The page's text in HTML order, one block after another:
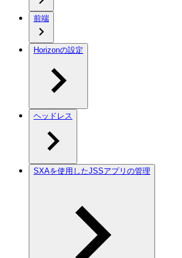
前端
Horizonの設定
ヘッドレス
SXAを使用したJSSアプリの管理